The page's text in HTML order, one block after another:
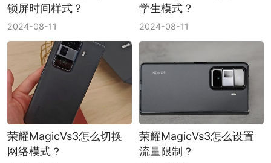
锁屏时间样式？
2024-08-11
学生模式？
2024-08-11
荣耀MagicVs3怎么切换
网络模式？
荣耀MagicVs3怎么设置
流量限制？